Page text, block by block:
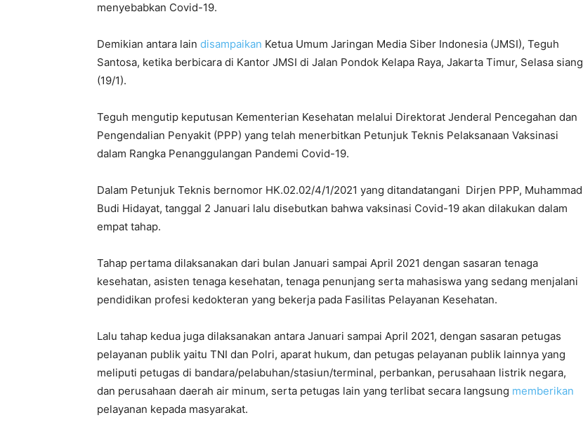
menyebabkan Covid-19.
Demikian antara lain disampaikan Ketua Umum Jaringan Media Siber Indonesia (JMSI), Teguh
Santosa, ketika berbicara di Kantor JMSI di Jalan Pondok Kelapa Raya, Jakarta Timur, Selasa siang
(19/1).
Teguh mengutip keputusan Kementerian Kesehatan melalui Direktorat Jenderal Pencegahan dan
Pengendalian Penyakit (PPP) yang telah menerbitkan Petunjuk Teknis Pelaksanaan Vaksinasi
dalam Rangka Penanggulangan Pandemi Covid-19.
Dalam Petunjuk Teknis bernomor HK.02.02/4/1/2021 yang ditandatangani Dirjen PPP, Muhammad
Budi Hidayat, tanggal 2 Januari lalu disebutkan bahwa vaksinasi Covid-19 akan dilakukan dalam
empat tahap.
Tahap pertama dilaksanakan dari bulan Januari sampai April 2021 dengan sasaran tenaga
kesehatan, asisten tenaga kesehatan, tenaga penunjang serta mahasiswa yang sedang menjalani
pendidikan profesi kedokteran yang bekerja pada Fasilitas Pelayanan Kesehatan.
Lalu tahap kedua juga dilaksanakan antara Januari sampai April 2021, dengan sasaran petugas
pelayanan publik yaitu TNI dan Polri, aparat hukum, dan petugas pelayanan publik lainnya yang
meliputi petugas di bandara/pelabuhan/stasiun/terminal, perbankan, perusahaan listrik negara,
dan perusahaan daerah air minum, serta petugas lain yang terlibat secara langsung memberikan
pelayanan kepada masyarakat.